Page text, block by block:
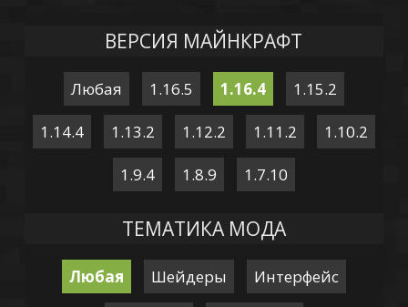
ВЕРСИЯ МАЙНКРАФТ
Любая 1.16.5 1.16.4 1.15.2
1.14.4 1.13.2 1.12.2 1.11.2 1.10.2
1.9.4 1.8.9 1.7.10
ТЕМАТИКА МОДА
Любая Шейдеры Интерфейс